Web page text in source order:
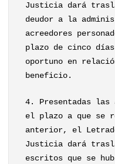
Justicia dará
deudor a la
acreedores
plazo de cinco
oportuno en
beneficio.
4. Presentadas las
el plazo a que se
anterior, el
Justicia dará
escritos que se